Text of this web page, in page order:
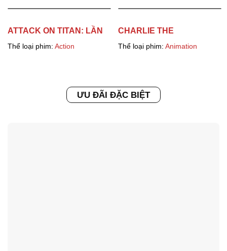
ATTACK ON TITAN: LẦN
TẤN CÔNG CUỐI CÙNG
Thể loại phim:Action
CHARLIE THE
WONDERDOG: SIÊU
Thể loại phim:Animation
ƯU ĐÃI ĐẶC BIỆT